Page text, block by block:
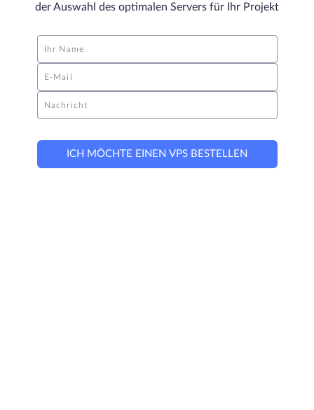
der Auswahl des optimalen Servers für Ihr Projekt
Ihr Name
E-Mail
Nachricht
ICH MÖCHTE EINEN VPS BESTELLEN